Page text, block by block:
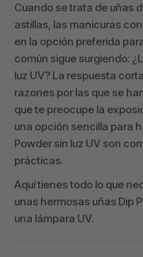
Cuando se trata de uñas
astillas, las manicuras
en la opción preferida
común sigue surgiendo:
luz UV? La respuesta
razones por las que se
que te preocupe la
una opción sencilla para
Powder sin luz UV son
prácticas.
Aquí tienes todo lo que
unas hermosas uñas Dip
una lámpara UV.